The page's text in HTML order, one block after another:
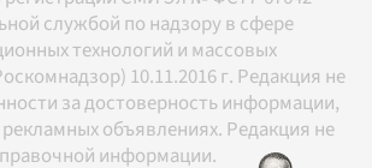
службой по надзору в сфере
технологий и массовых
10.11.2016 г. Редакция не
за достоверность информации,
объявлениях. Редакция не
информации.